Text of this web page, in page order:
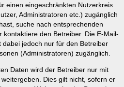
einen eingeschränkten Nutzerkreis
Administratoren etc.) zugänglich
suche nach entsprechenden
den Betreiber. Die E-Mail-
dabei jedoch nur für den Betreiber
(Administratoren) zugänglich.
Daten wird der Betreiber nur mit
Dies gilt nicht, sofern er